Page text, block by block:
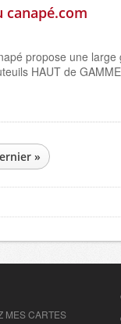
canapé.com
propose une large
HAUT de
»
MES CARTES